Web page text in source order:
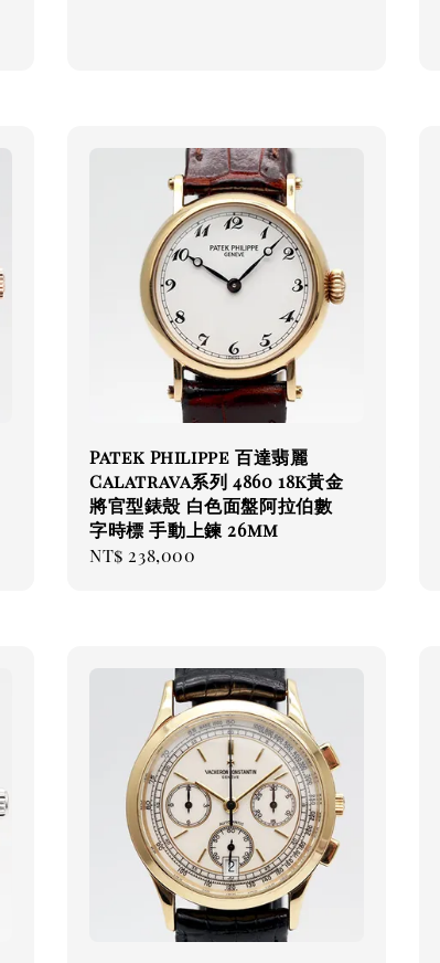
Patek Philippe 百達翡麗
Calatrava系列 4860 18k黃金
將官型錶殼 白色面盤阿拉伯數
字時標 手動上鍊 26mm
Regular
NT$ 238,000